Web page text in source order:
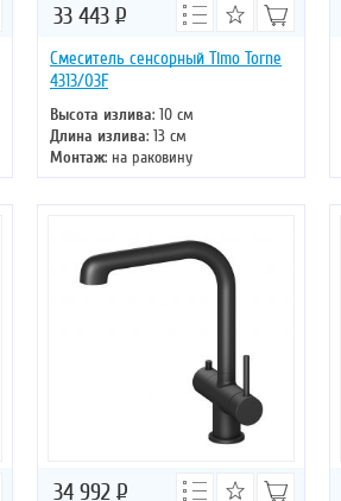
Смеситель сенсорный Timo Torne
4313/03F
Высота излива: 10 см
Длина излива: 13 см
Монтаж: на раковину
Тип излива: литой
Управление: сенсорное
33 443 Р
34 992 Р